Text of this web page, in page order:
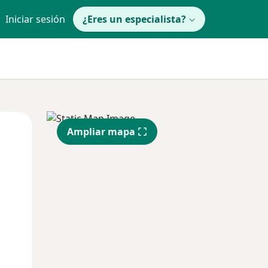
Iniciar sesión ¿Eres un especialista?
Jue
13 Ago
Vie
14 Ago
Ampliar mapa